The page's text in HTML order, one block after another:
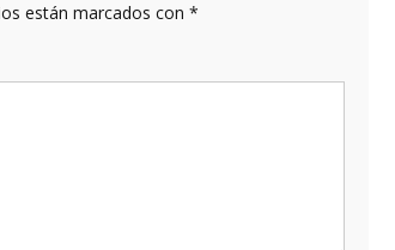
están marcados con *